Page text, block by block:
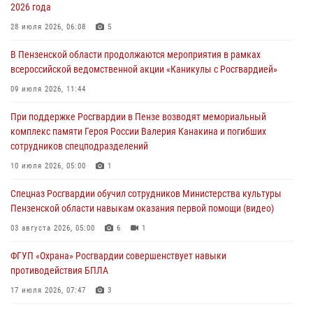
Росгвардия обеспечила безопасность праздничных мероприятий в
1
В Пензе сотрудники Росгвардии задержали мужчину, который
дома
03 августа 2026, 05:59
Росгвардейцы Пензенской области отмечают 35-летие дежурной
03 августа 2026, 05:15
2026 года
28 июля 2026, 06:08 5
В Пензенской области продолжаются мероприятия в рамках
всероссийской ведомственной акции «Каникулы с Росгвардией»
09 июля 2026, 11:44
При поддержке Росгвардии в Пензе возводят мемориальный
комплекс памяти Героя России Валерия Канакина и погибших
сотрудников спецподразделений
10 июля 2026, 05:00 1
Спецназ Росгвардии обучил сотрудников Министерства культуры
Пензенской области навыкам оказания первой помощи (видео)
03 августа 2026, 05:00 6 1
ФГУП «Охрана» Росгвардии совершенствует навыки
противодействия БПЛА
17 июля 2026, 07:47 3